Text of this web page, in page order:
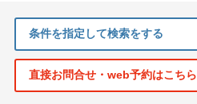
条件を指定して検索をする
直接お問合せ・web予約はこちら